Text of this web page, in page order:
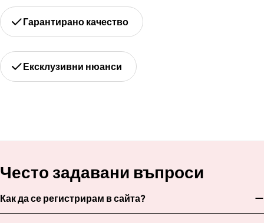
Гарантирано качество
Ексклузивни нюанси
Често задавани въпроси
Как да се регистрирам в сайта?